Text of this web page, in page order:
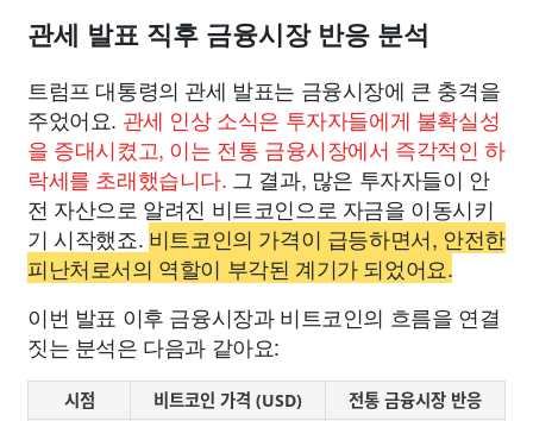
관세 발표 직후 금융시장 반응 분석
트럼프 대통령의 관세 발표는 금융시장에 큰 충격을
주었어요. 관세 인상 소식은 투자자들에게 불확실성
을 증대시켰고, 이는 전통 금융시장에서 즉각적인 하
락세를 초래했습니다. 그 결과, 많은 투자자들이 안
전 자산으로 알려진 비트코인으로 자금을 이동시키
기 시작했죠. 비트코인의 가격이 급등하면서, 안전한
피난처로서의 역할이 부각된 계기가 되었어요.
이번 발표 이후 금융시장과 비트코인의 흐름을 연결
짓는 분석은 다음과 같아요:
시점 비트코인 가격 (USD)
전통 금융시장 반응